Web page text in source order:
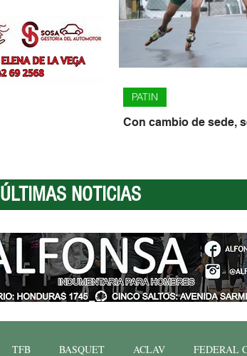
Con cambio de sede,
PATIN
ÚLTIMAS NOTICIAS
TFB BASQUET ACLAV FEDERAL